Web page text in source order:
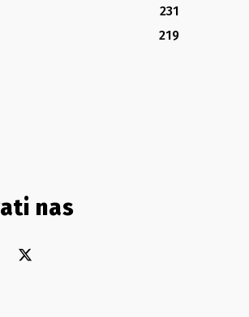
231
219
nas